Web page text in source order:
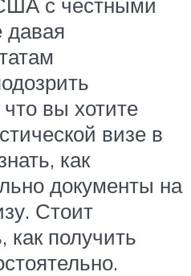
давая
вы хотите
визе в
как
документы на
Стоит
как получить